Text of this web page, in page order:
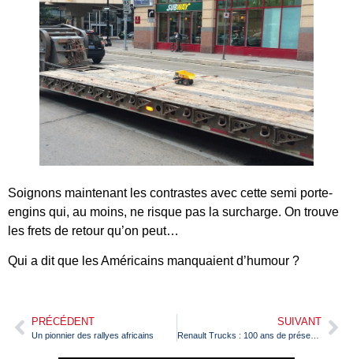
Soignons maintenant les contrastes avec cette semi porte-
engins qui, au moins, ne risque pas la surcharge. On trouve
les frets de retour qu’on peut…
Qui a dit que les Américains manquaient d’humour ?
PRÉCÉDENT
Un pionnier des rallyes africains
SUIVANT
Renault Trucks : 100 ans de présence à Lyon